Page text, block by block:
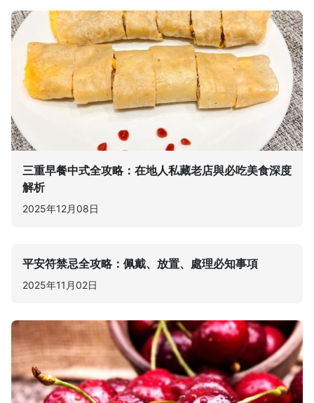
三重早餐中式全攻略：在地人私藏老店與必吃美食深度
解析
2025年12月08日
平安符禁忌全攻略：佩戴、放置、處理必知事項
2025年11月02日